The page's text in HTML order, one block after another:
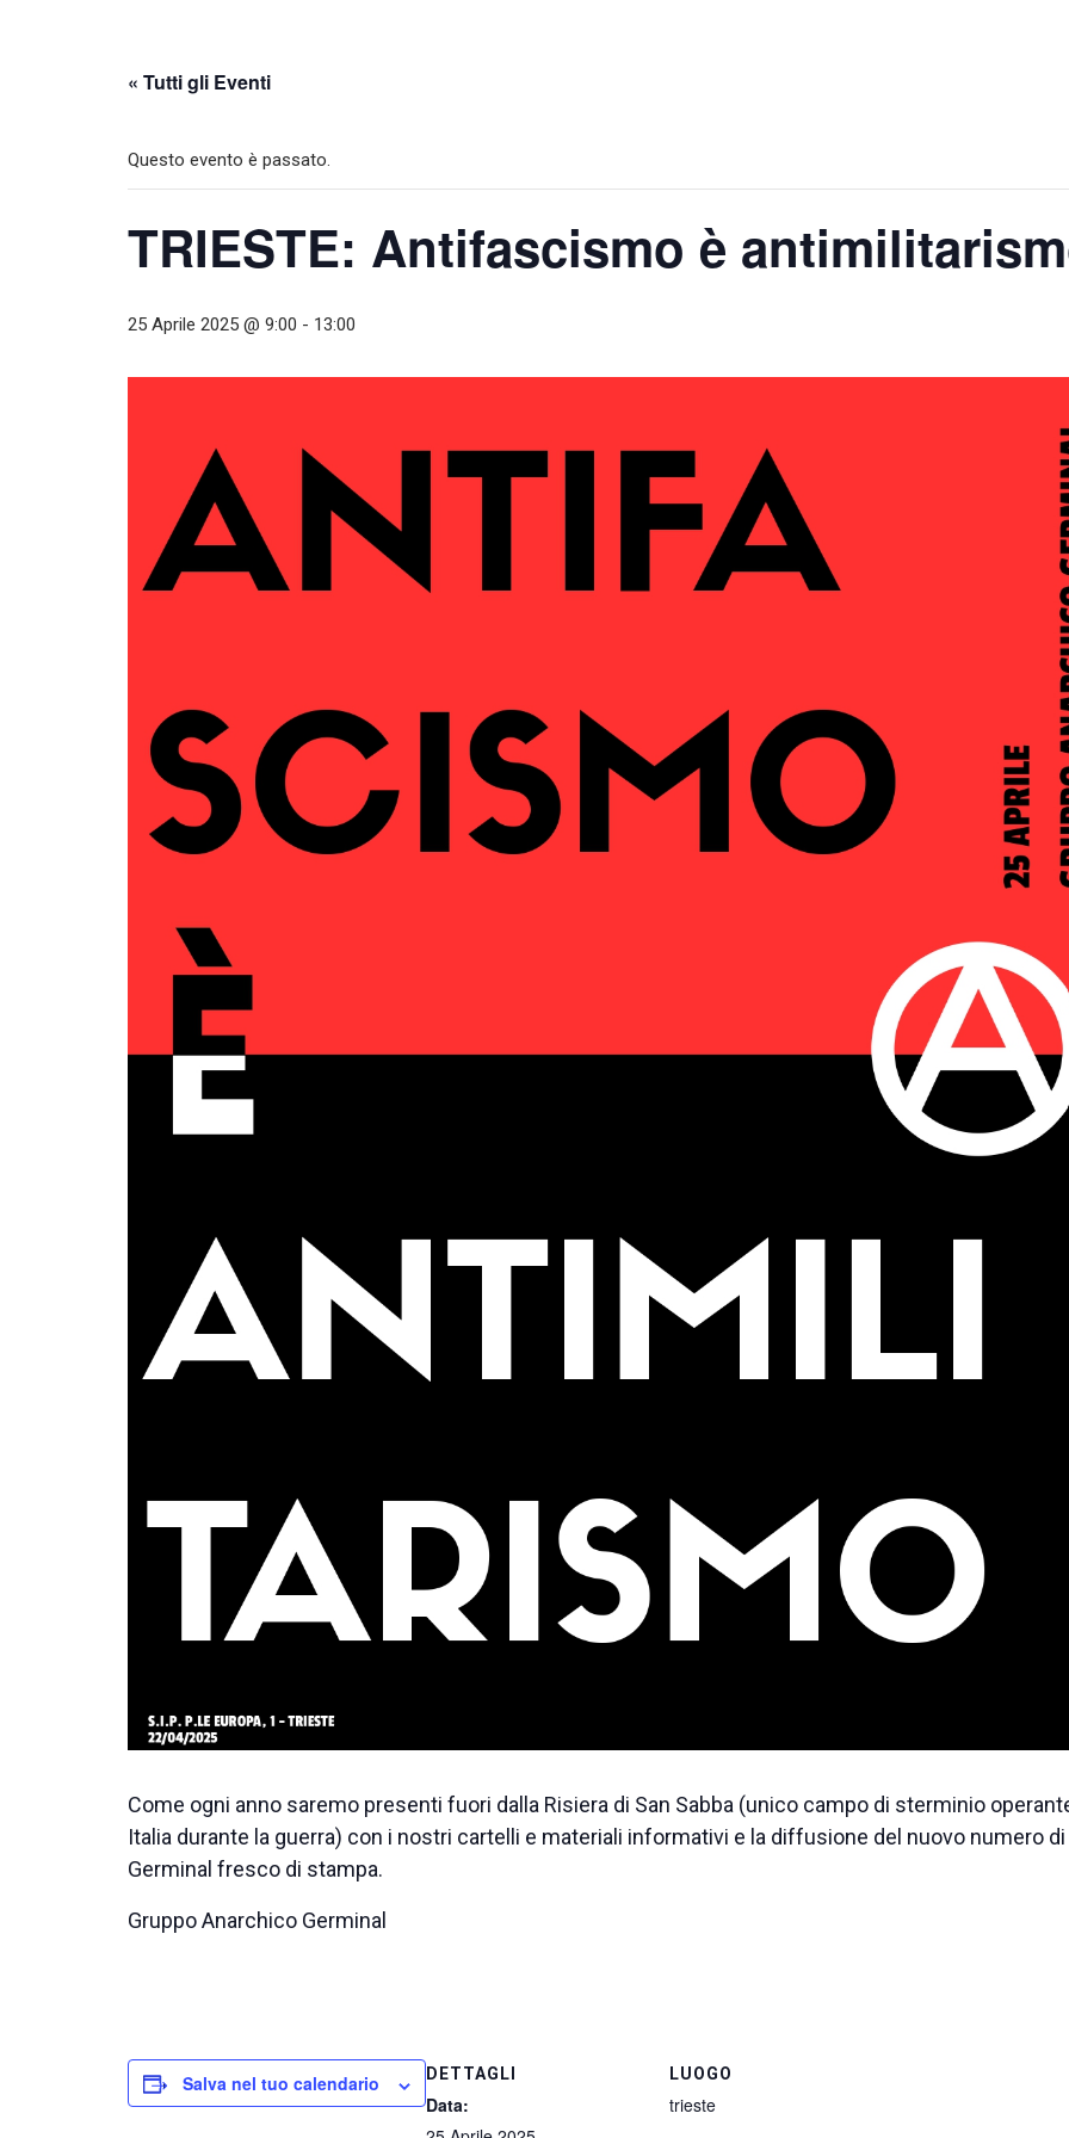
« Tutti gli Eventi
Questo evento è passato.
TRIESTE: Antifascismo è
25 Aprile 2025 @ 9:00 - 13:00
Come ogni anno saremo presenti fuori dalla Risiera di San Sabba (unico campo di sterminio
Italia durante la guerra) con i nostri cartelli e materiali informativi e la diffusione del nuovo numero di
Germinal fresco di stampa.
Gruppo Anarchico Germinal
Salva nel tuo calendario DETTAGLI
Data:
LUOGO
trieste